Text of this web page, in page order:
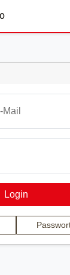
Login